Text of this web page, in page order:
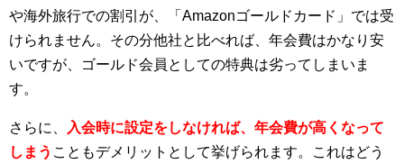
や海外旅行での割引が、
「Amazonゴールドカード」では受
けられません。 その分他社と比べれば、年会費はかなり安
いですが、ゴールド会員としての特典は劣ってしまいま
す。
さらに、
入会時に設定をしなければ、年会費が高くなって
しまう こともデメリットとして挙げられます。これはどう